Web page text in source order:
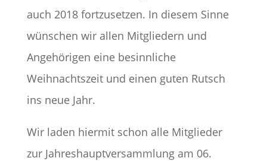
auch 2018 fortzusetzen. In diesem Sinne
wünschen wir allen Mitgliedern und
Angehörigen eine besinnliche
Weihnachtszeit und einen guten Rutsch
ins neue Jahr.
Wir laden hiermit schon alle Mitglieder
zur Jahreshauptversammlung am 06.